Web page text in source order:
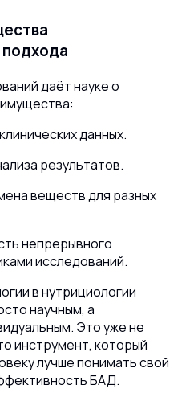
подхода
даёт науке о
данных.
результатов.
веществ для разных
непрерывного
исследований.
в нутрициологии
научным, а
Это уже не
инструмент, который
лучше понимать свой
БАД.